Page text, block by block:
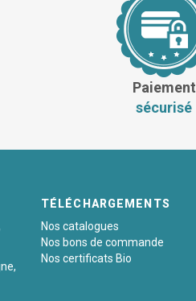
Paiement
sécurisé
TÉLÉCHARGEMENTS
Nos catalogues
Nos bons de commande
Nos certificats Bio